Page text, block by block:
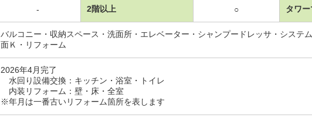
- 2階以上 ○ タワ
バルコニー・収納スペース・洗面所・エレベーター・シャンプードレッサ・システ
面Ｋ・リフォーム
2026年4月完了
水回り設備交換：キッチン・浴室・トイレ
内装リフォーム：壁・床・全室
※年月は一番古いリフォーム箇所を表します